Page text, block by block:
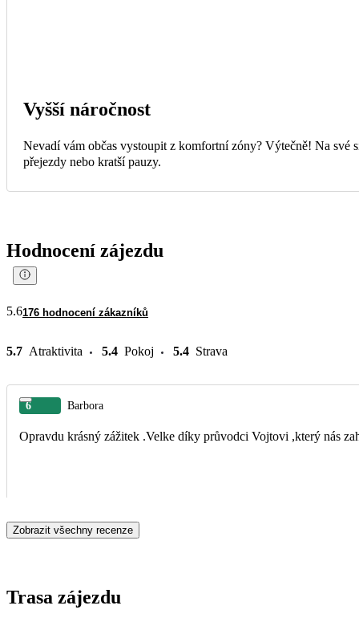
Vyšší náročnost
Nevadí vám občas vystoupit z komfortní zóny? Výtečně! Na své
přejezdy nebo kratší pauzy.
Hodnocení zájezdu
5.6176 hodnocení zákazníků
5.7 Atraktivita 5.4 Pokoj 5.4 Strava
6 Barbora
Opravdu krásný zážitek .Velke díky průvodci Vojtovi ,který nás
Zobrazit všechny recenze
Trasa zájezdu